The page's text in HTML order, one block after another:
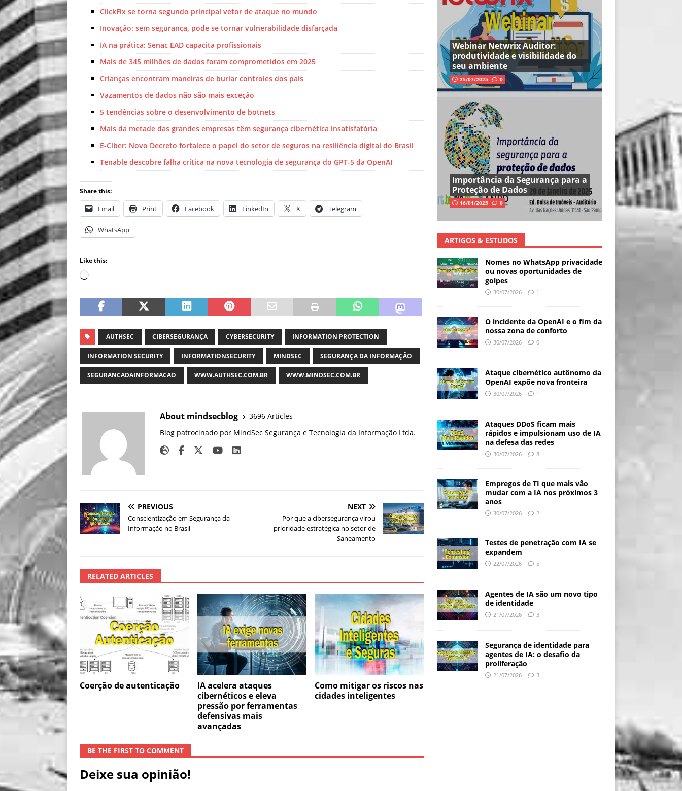
ClickFix se torna segundo principal vetor de ataque no mundo
Inovação: sem segurança, pode se tornar vulnerabilidade disfarçada
IA na prática: Senac EAD capacita profissionais
Mais de 345 milhões de dados foram comprometidos em 2025
Crianças encontram maneiras de burlar controles dos pais
Vazamentos de dados não são mais exceção
5 tendências sobre o desenvolvimento de botnets
Mais da metade das grandes empresas têm segurança cibernética insatisfatória
E-Ciber: Novo Decreto fortalece o papel do setor de seguros na resiliência digital do Brasil
Tenable descobre falha crítica na nova tecnologia de segurança do GPT-5 da OpenAI
Share this:
Email Print Facebook LinkedIn X Telegram
WhatsApp
Like this:
AUTHSEC CIBERSEGURANÇA CYBERSECURITY INFORMATION PROTECTION
INFORMATION SECURITY INFORMATIONSECURITY MINDSEC SEGURANÇA DA INFORMAÇÃO
SEGURANCADAINFORMACAO WWW.AUTHSEC.COM.BR WWW.MINDSEC.COM.BR
About mindsecblog
3696 Articles
Blog patrocinado por MindSec Segurança e Tecnologia da Informação Ltda.
PREVIOUS
Conscientização em Segurança da
Informação no Brasil
NEXT
Por que a cibersegurança virou
prioridade estratégica no setor de
Saneamento
RELATED ARTICLES
Coerção de autenticação
IA acelera ataques
cibernéticos e eleva
pressão por ferramentas
defensivas mais
avançadas
Como mitigar os riscos nas
cidades inteligentes
BE THE FIRST TO COMMENT
Deixe sua opinião!
Webinar Netwrix Auditor:
produtividade e visibilidade do
seu ambiente
25/07/2025 0
Importância da Segurança para a
Proteção de Dados
16/01/2025 0
ARTIGOS & ESTUDOS
Nomes no WhatsApp privacidade
ou novas oportunidades de
golpes
30/07/2026 1
O incidente da OpenAI e o fim da
nossa zona de conforto
30/07/2026 0
Ataque cibernético autônomo da
OpenAI expõe nova fronteira
30/07/2026 1
Ataques DDoS ficam mais
rápidos e impulsionam uso de IA
na defesa das redes
30/07/2026 8
Empregos de TI que mais vão
mudar com a IA nos próximos 3
anos
30/07/2026 2
Testes de penetração com IA se
expandem
22/07/2026 5
Agentes de IA são um novo tipo
de identidade
21/07/2026 3
Segurança de identidade para
agentes de IA: o desafio da
proliferação
21/07/2026 3